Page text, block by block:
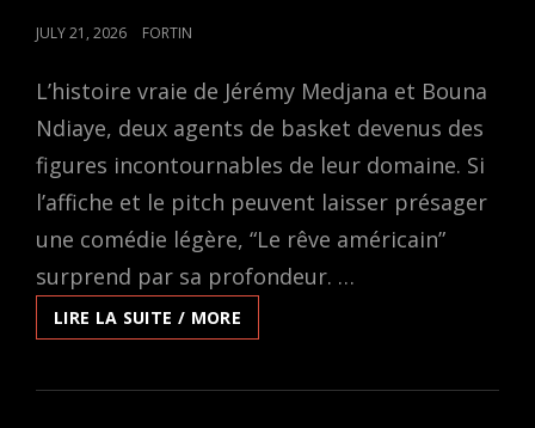
POSTED
JULY 21, 2026 FORTIN
L’histoire vraie de Jérémy Medjana et Bouna
Ndiaye, deux agents de basket devenus des
figures incontournables de leur domaine. Si
l’affiche et le pitch peuvent laisser présager
une comédie légère, “Le rêve américain”
surprend par sa profondeur. …
LIRE LA SUITE / MORE
DOCUMENTAIRE
PIED,